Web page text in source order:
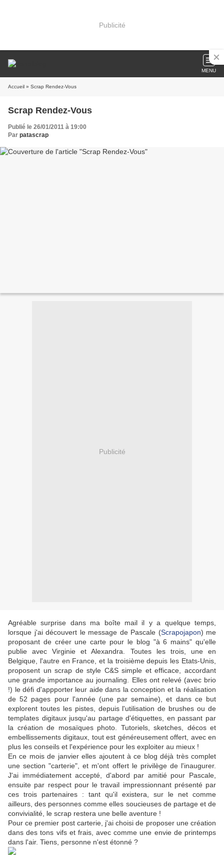
Publicité
MENU
Accueil » Scrap Rendez-Vous
Scrap Rendez-Vous
Publié le 26/01/2011 à 19:00
Par patascrap
Publicité
Agréable surprise dans ma boîte mail il y a quelque temps,
lorsque j'ai découvert le message de Pascale (Scrapojapon) me
proposant de créer une carte pour le blog "à 6 mains" qu'elle
publie avec Virginie et Alexandra. Toutes les trois, une en
Belgique, l'autre en France, et la troisième depuis les Etats-Unis,
proposent un scrap de style C&S simple et efficace, accordant
une grande importance au journaling. Elles ont relevé (avec brio
!) le défi d'appporter leur aide dans la conception et la réalisation
de 52 pages pour l'année (une par semaine), et dans ce but
explorent toutes les pistes, depuis l'utilisation de brushes ou de
templates digitaux jusqu'au partage d'étiquettes, en passant par
la création de mosaïques photo. Tutoriels, sketches, décos et
embellissements digitaux, tout est généreusement offert, avec en
plus les conseils et l'expérience pour les exploiter au mieux !
En ce mois de janvier elles ajoutent à ce blog déjà très complet
une section "carterie", et m'ont offert le privilège de l'inaugurer.
J'ai immédiatement accepté, d'abord par amitié pour Pascale,
ensuite par respect pour le travail impressionnant présenté par
ces trois partenaires : tant qu'il existera, sur le net comme
ailleurs, des personnes comme elles soucieuses de partage et de
convivialité, le scrap restera une belle aventure !
Pour ce premier post carterie, j'ai choisi de proposer une création
dans des tons vifs et frais, avec comme une envie de printemps
dans l'air. Tiens, personne n'est étonné ?